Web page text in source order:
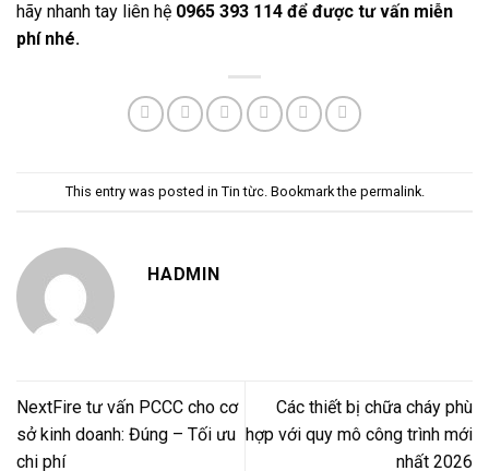
hãy nhanh tay liên hệ 0965 393 114 để được tư vấn miễn
phí nhé.
This entry was posted in Tin từc. Bookmark the permalink.
HADMIN
NextFire tư vấn PCCC cho cơ
sở kinh doanh: Đúng – Tối ưu
chi phí
Các thiết bị chữa cháy phù
hợp với quy mô công trình mới
nhất 2026